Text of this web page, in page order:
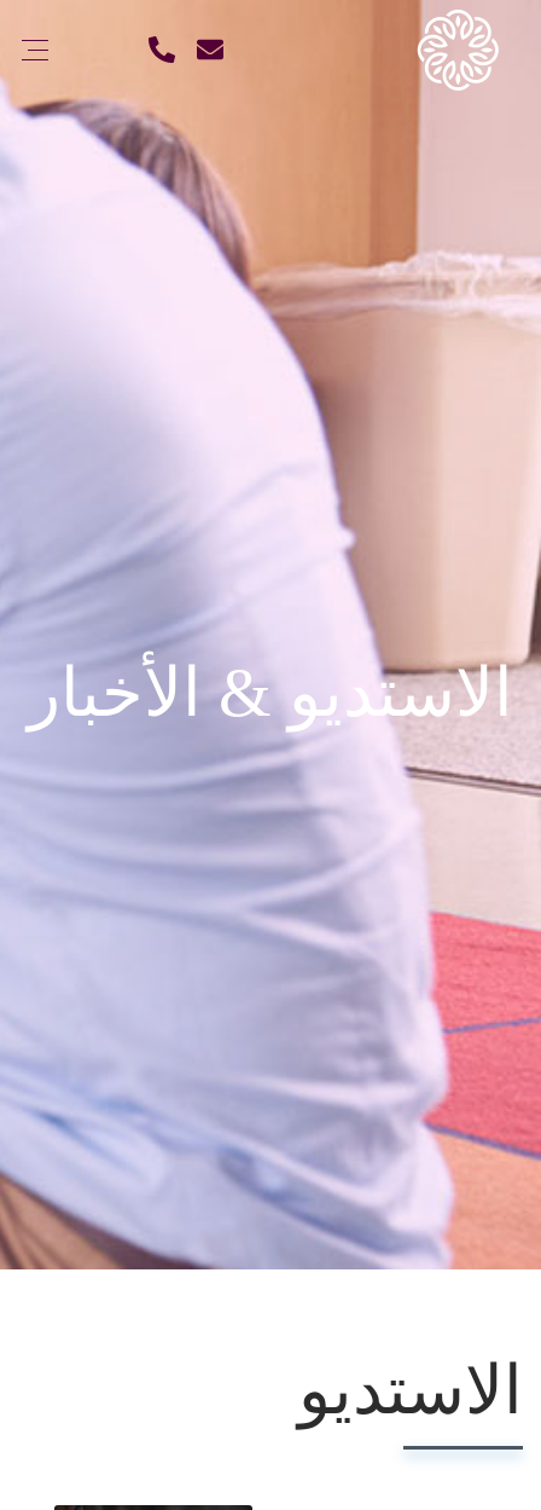
الاستديو & الأخبار
الاستديو